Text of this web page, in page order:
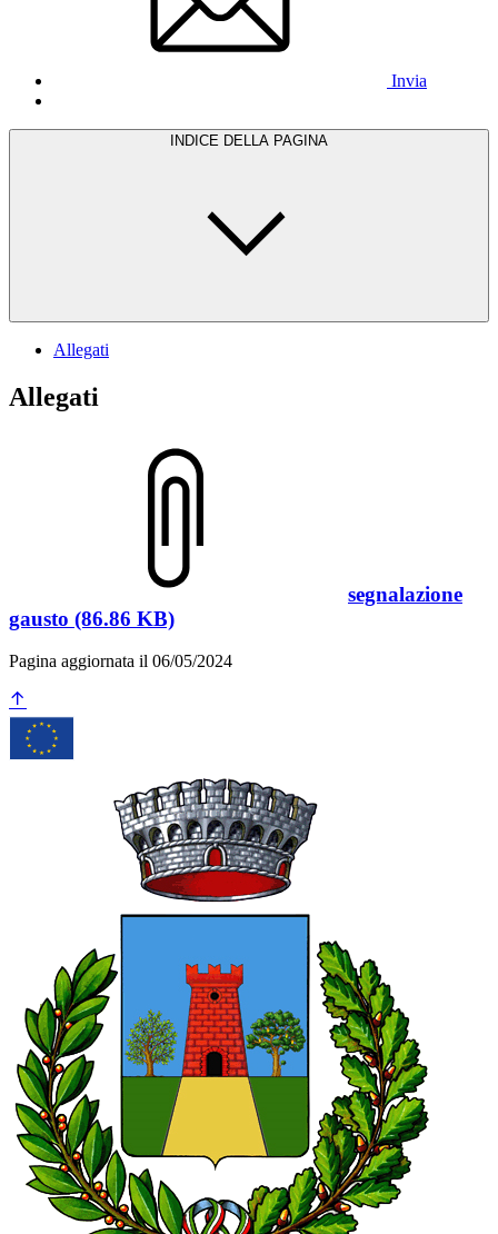
Invia
INDICE DELLA PAGINA
Allegati
Allegati
segnalazione
gausto (86.86 KB)
Pagina aggiornata il 06/05/2024